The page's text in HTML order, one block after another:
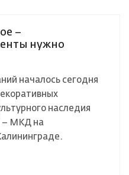
–
нужно
началось сегодня
наследия
– МКД на